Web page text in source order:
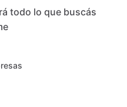
todo lo que buscás